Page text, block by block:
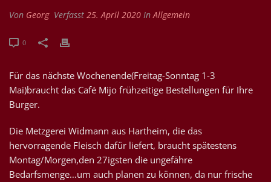
Von Georg Verfasst 25. April 2020 InAllgemein
0
Für das nächste Wochenende(Freitag-Sonntag 1-3
Mai)braucht das Café Mijo frühzeitige Bestellungen für Ihre
Burger.
Die Metzgerei Widmann aus Hartheim, die das
hervorragende Fleisch dafür liefert, braucht spätestens
Montag/Morgen,den 27igsten die ungefähre
Bedarfsmenge…um auch planen zu können, da nur frische